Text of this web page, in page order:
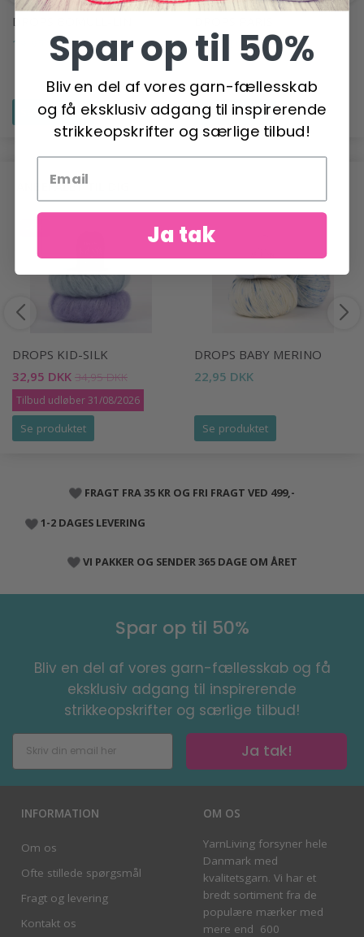
DROPS BOMULL-LIN
19,95 DKK
Se produktet
12,95 DKK
Se produktet
ANBEFALET TIL DIG
DROPS KID-SILK
32,95 DKK 34,95 DKK
Tilbud udløber 31/08/2026
Se produktet
DROPS BABY MERINO
22,95 DKK
Se produktet
FRAGT FRA 35 KR OG FRI FRAGT VED 499,-
1-2 DAGES LEVERING
VI PAKKER OG SENDER 365 DAGE OM ÅRET
Spar op til 50%
Bliv en del af vores garn-fællesskab og få
eksklusiv adgang til inspirerende
strikkeopskrifter og særlige tilbud!
Ja tak!
INFORMATION
Om os
Ofte stillede spørgsmål
Fragt og levering
Kontakt os
OM OS
YarnLiving forsyner hele
Danmark med
kvalitetsgarn. Vi har et
bredt sortiment fra de
populære mærker med
mere end 600
Spar op til 50%
Bliv en del af vores garn-fællesskab
og få eksklusiv adgang til inspirerende
strikkeopskrifter og særlige tilbud!
Ja tak